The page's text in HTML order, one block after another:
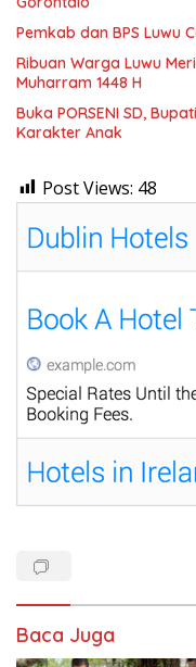
Pemkab dan BPS Luwu
Ribuan Warga Luwu
Muharram 1448 H
Buka PORSENI SD,
Karakter Anak
Post Views: 48
Baca Juga